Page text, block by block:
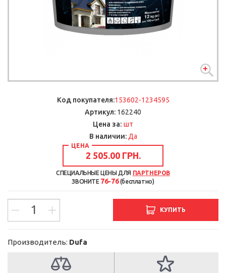
Код покупателя:153602-1234595
Артикул: 162240
Цена за: шт
В наличии: Да
ЦЕНА
2 505.00 ГРН.
СПЕЦИАЛЬНЫЕ ЦЕНЫ ДЛЯ ПАРТНЕРОВ
ЗВОНИТЕ 76-76(бесплатно)
КУПИТЬ
Производитель: Dufa